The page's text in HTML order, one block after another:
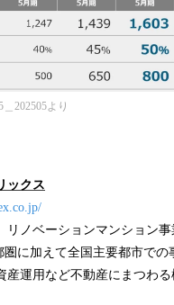
202505より
ックス
リノベーションマンション
圏に加えて全国主要都市で
産運用など不動産にまつわ